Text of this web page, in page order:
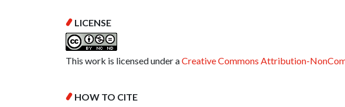
LICENSE
This work is licensed under aCreative Commons Attribution-
HOW TO CITE